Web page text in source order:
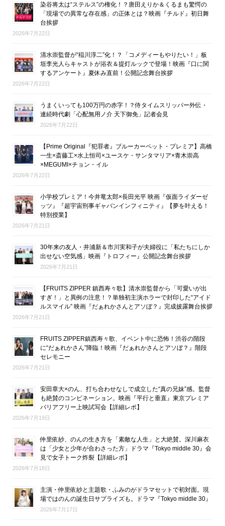
染谷将太は“ステルス”の権化！？唐田えりか＆くるまも驚愕の
「現場での異常な存在感」の正体とは？映画『チルド』初日舞
台挨拶
2026年7月22日
清水崇監督が“稲川淳二”化！？「コメディーもやりたい！」板
垣李光人らキャストが浴衣＆提灯ルックで登場！映画『口に関
するアンケート』夏休み直前！公開記念舞台挨拶
2026年7月22日
うまくいっても100万円の赤字！？侍タイムスリッパー外伝・
連続時代劇「心配無用ノ介 天下御免」記者会見
2026年7月22日
【Prime Original『犯罪者』ブルーカーペット・プレミア】高橋
一生×斎藤工×水上恒司×ユースケ・サンタマリア×青木崇高
×MEGUMI×チョン・イル
2026年7月22日
小学校プレミア！今井竜太郎×長田光平 映画『仮面ライダーゼ
ッツ』『超宇宙刑事ギャバンインフィニティ』【夢を叶える！
特別授業】
2026年7月21日
30年来の友人・井浦新＆市川実和子が夫婦役に「私たちにしか
出せない空気感」映画『トロフィー』公開記念舞台挨拶
2026年7月21日
【FRUITS ZIPPER 鎮西寿々歌】清水崇監督から「可愛いが出
すぎ！」と異例の注意！？単独初主演ホラーで封印した“アイド
ルスマイル” 映画『だぁれかさんとアソぼ？』完成披露舞台挨拶
2026年7月21日
FRUITS ZIPPER鎮西寿々歌、イベント中に恐怖！渋谷の階段
に“だぁれかさん”降臨！映画『だぁれかさんとアソぼ？』階段
セレモニー
2026年7月21日
安田章大×のん、打ち合わせなしで成立した“真の兄妹”感。監督
も絶賛のコンビネーション。映画『平行と垂直』東京プレミア
バリアフリー上映試写会【詳細レポ】
2026年7月19日
仲里依紗、のんの生き方を「素敵な人生」と大絶賛。深川麻衣
は「少女と少年が合わさった方」ドラマ『Tokyo middle 30』会
見で女子トーク炸裂【詳細レポ】
2026年7月18日
主演・仲里依紗と主題歌・ふみのがドラマセットで初対面。現
場ではのんの誕生日サプライズも。ドラマ『Tokyo middle 30』
2026年7月17日